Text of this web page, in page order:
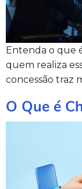
Entenda o que
quem realiza
concessão traz
O Que é